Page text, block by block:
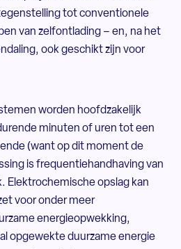
tot conventionele
van zelfontlading – en, na het
ook geschikt zijn voor
worden hoofdzakelijk
minuten of uren tot een
(want op dit moment de
is frequentiehandhaving van
Elektrochemische opslag kan
voor onder meer
energieopwekking,
opgewekte duurzame energie